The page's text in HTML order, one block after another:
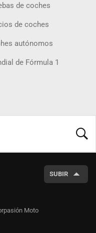
de coches
de coches
autónomos
de Fórmula 1
SUBIR
Moto